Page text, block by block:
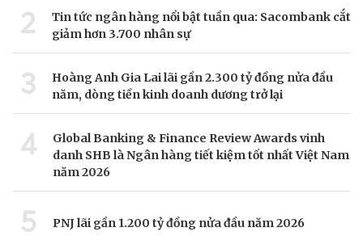
2
Tin tức ngân hàng nổi bật tuần qua: Sacombank cắt
giảm hơn 3.700 nhân sự
3
Hoàng Anh Gia Lai lãi gần 2.300 tỷ đồng nửa đầu
năm, dòng tiền kinh doanh dương trở lại
4
Global Banking & Finance Review Awards vinh
danh SHB là Ngân hàng tiết kiệm tốt nhất Việt Nam
năm 2026
5 PNJ lãi gần 1.200 tỷ đồng nửa đầu năm 2026